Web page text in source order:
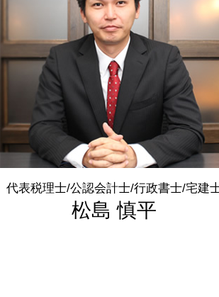
脱税 とは
還付申告 とは
確定申告 必要な人
代表税理士/公認会計士/行政書士/宅建
松島 慎平